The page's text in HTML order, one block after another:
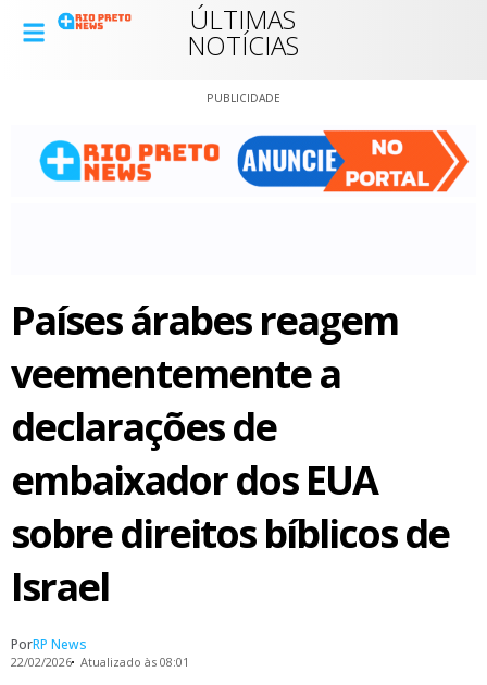
ÚLTIMAS
NOTÍCIAS
PUBLICIDADE
Países árabes reagem
veementemente a
declarações de
embaixador dos EUA
sobre direitos bíblicos de
Israel
PorRP News
22/02/2026 Atualizado às 08:01